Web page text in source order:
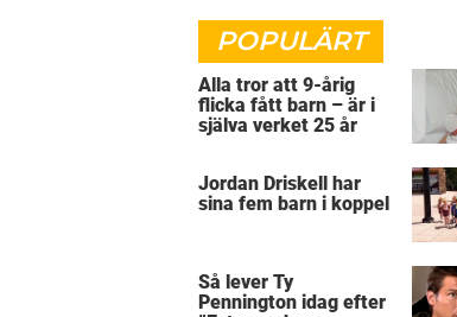
POPULÄRT
Alla tror att 9-årig
flicka fått barn – är i
själva verket 25 år
Jordan Driskell har
sina fem barn i koppel
Så lever Ty
Pennington idag efter